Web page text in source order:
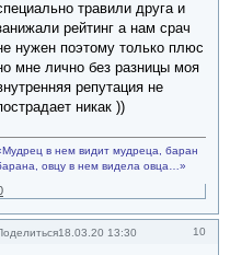
травили друга и
рейтинг а нам срач
нужен поэтому только плюс
мне лично без разницы моя
репутация не
никак ))
в нем видит мудреца, баран
овцу в нем видела овца…»
10
18.03.20 13:30